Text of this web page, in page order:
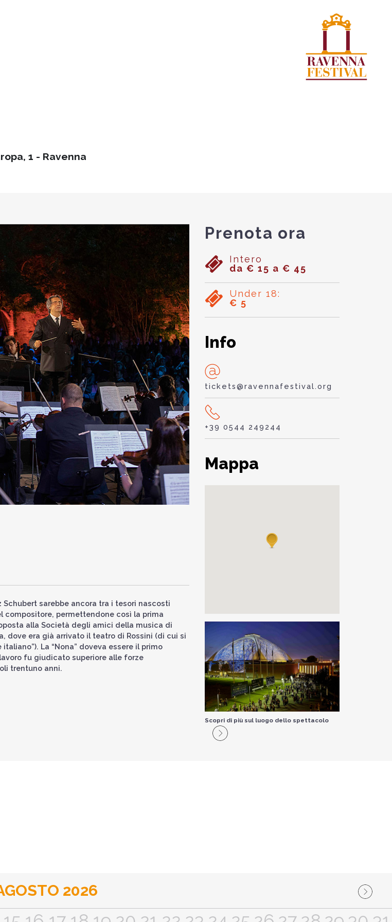
1 - Ravenna
sarebbe ancora tra i tesori nascosti
compositore, permettendone così la prima
alla Società degli amici della musica di
dove era già arrivato il teatro di Rossini (di cui si
La “Nona” doveva essere il primo
fu giudicato superiore alle forze
trentuno anni.
Prenota ora
Intero
da € 15 a € 45
Under 18:
€ 5
Info
tickets@ravennafestival.org
+39 0544 249244
Mappa
Scopri di più sul luogo dello spettacolo
2026